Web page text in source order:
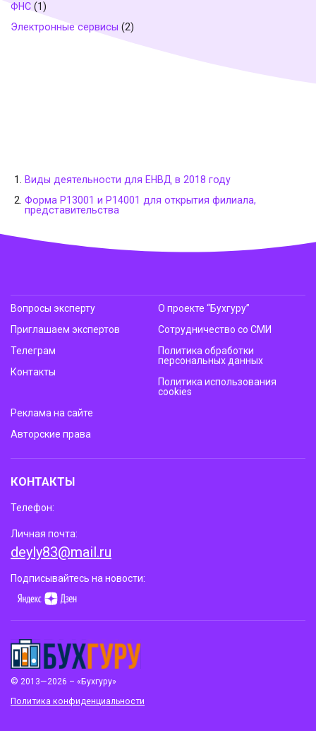
ФНС (1)
Электронные сервисы (2)
Виды деятельности для ЕНВД в 2018 году
Форма Р13001 и Р14001 для открытия филиала,
представительства
© 2013—2026 – «Бухгуру»
Политика конфиденциальности
Вопросы эксперту
Приглашаем экспертов
Телеграм
Контакты
О проекте “Бухгуру”
Сотрудничество со СМИ
Политика обработки
персональных данных
Политика использования
cookies
Реклама на сайте
Авторские права
КОНТАКТЫ
Телефон:
Личная почта:
deyly83@mail.ru
Подписывайтесь на новости: